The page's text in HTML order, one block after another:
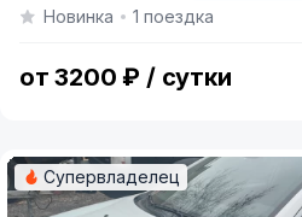
of
Новинка
1 поездка
от 3200 ₽ / сутки
Супервладелец